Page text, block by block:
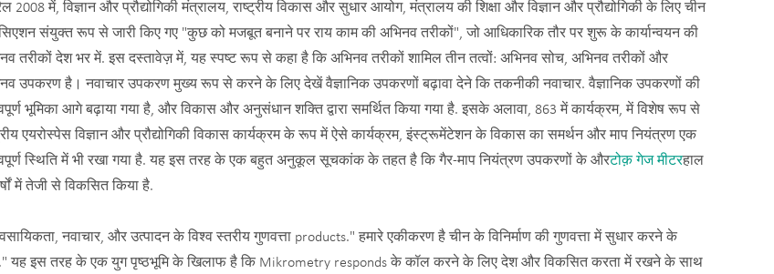
2008 में, विज्ञान और प्रौद्योगिकी मंत्रालय, राष्ट्रीय विकास और सुधार आयोग, मंत्रालय की शिक्षा और विज्ञान और प्रौद्योगिकी के लिए चीन
संयुक्त रूप से जारी किए गए "कुछ को मजबूत बनाने पर राय काम की अभिनव तरीकों", जो आधिकारिक तौर पर शुरू के कार्यान्वयन की
तरीकों देश भर में. इस दस्तावेज़ में, यह स्पष्ट रूप से कहा है कि अभिनव तरीकों शामिल तीन तत्वों: अभिनव सोच, अभिनव तरीकों और
उपकरण है। नवाचार उपकरण मुख्य रूप से करने के लिए देखें वैज्ञानिक उपकरणों बढ़ावा देने कि तकनीकी नवाचार. वैज्ञानिक उपकरणों की
भूमिका आगे बढ़ाया गया है, और विकास और अनुसंधान शक्ति द्वारा समर्थित किया गया है. इसके अलावा, 863 में कार्यक्रम, में विशेष रूप से
एयरोस्पेस विज्ञान और प्रौद्योगिकी विकास कार्यक्रम के रूप में ऐसे कार्यक्रम, इंस्ट्रूमेंटेशन के विकास का समर्थन और माप नियंत्रण एक
स्थिति में भी रखा गया है. यह इस तरह के एक बहुत अनुकूल सूचकांक के तहत है कि गैर-माप नियंत्रण उपकरणों के औरटोक़ गेज मीटरहाल
में तेजी से विकसित किया है.
नवाचार, और उत्पादन के विश्व स्तरीय गुणवत्ता products." हमारे एकीकरण है चीन के विनिर्माण की गुणवत्ता में सुधार करने के
यह इस तरह के एक युग पृष्ठभूमि के खिलाफ है कि Mikrometry responds के कॉल करने के लिए देश और विकसित करता में रखने के साथ